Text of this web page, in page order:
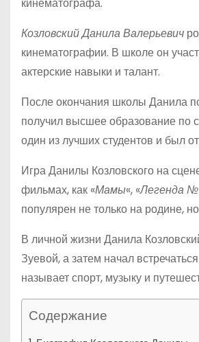
Козловский Данила Валерьевич
кинематографии. В школе он
актерские навыки и талант.
После окончания школы Данила
получил высшее образование по
один из лучших студентов и был
Игра Данилы Козловского на
фильмах, как «Мамы«, «Легенда
популярен не только на родине,
В личной жизни Данила
Зуевой, а затем начал
называет спорт, музыку и
Содержание